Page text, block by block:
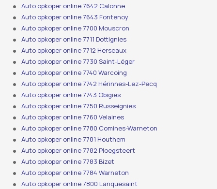
Auto opkoper online 7642 Calonne
Auto opkoper online 7643 Fontenoy
Auto opkoper online 7700 Mouscron
Auto opkoper online 7711 Dottignies
Auto opkoper online 7712 Herseaux
Auto opkoper online 7730 Saint-Léger
Auto opkoper online 7740 Warcoing
Auto opkoper online 7742 Hérinnes-Lez-Pecq
Auto opkoper online 7743 Obigies
Auto opkoper online 7750 Russeignies
Auto opkoper online 7760 Velaines
Auto opkoper online 7780 Comines-Warneton
Auto opkoper online 7781 Houthem
Auto opkoper online 7782 Ploegsteert
Auto opkoper online 7783 Bizet
Auto opkoper online 7784 Warneton
Auto opkoper online 7800 Lanquesaint